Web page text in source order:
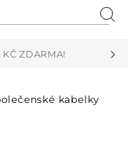
ZDARMA!
kabelky